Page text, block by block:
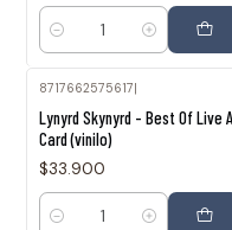
Cantidad
8717662575617
Lynyrd Skynyrd - Best Of Live
Card (vinilo)
$33.900